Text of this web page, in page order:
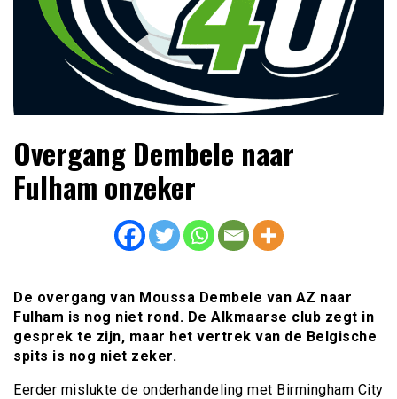
Voetbal4U.com Voetbalnieuws |
Transfers, Eredivisie &
Internationaal voetbal |
transferupdates, analyses en achtergronden over clubs,
spelers en competities uit binnen- en buitenland.
Overgang Dembele naar
Fulham onzeker
De overgang van Moussa Dembele van AZ naar
Fulham is nog niet rond. De Alkmaarse club zegt in
gesprek te zijn, maar het vertrek van de Belgische
spits is nog niet zeker.
Eerder mislukte de onderhandeling met Birmingham City